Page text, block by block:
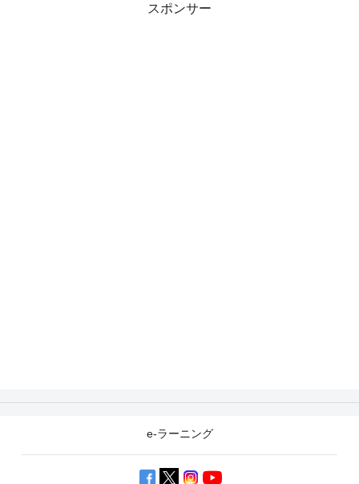
スポンサー
e-ラーニング